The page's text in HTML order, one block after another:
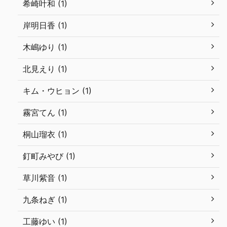
希崎叶和 (1)
岸明日香 (1)
木嶋ゆり (1)
北見えり (1)
キム・ウヒョン (1)
霧宮てん (1)
桐山瑠衣 (1)
釘町みやび (1)
草川紫音 (1)
九条ねぎ (1)
工藤ゆい (1)